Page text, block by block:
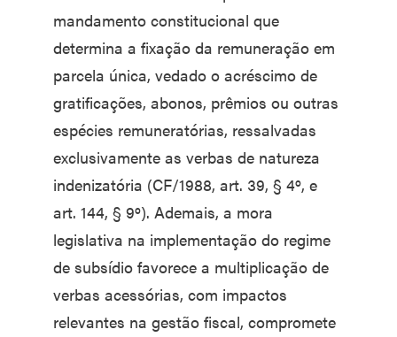
mandamento constitucional que
determina a fixação da remuneração em
parcela única, vedado o acréscimo de
gratificações, abonos, prêmios ou outras
espécies remuneratórias, ressalvadas
exclusivamente as verbas de natureza
indenizatória (CF/1988, art. 39, § 4º, e
art. 144, § 9º). Ademais, a mora
legislativa na implementação do regime
de subsídio favorece a multiplicação de
verbas acessórias, com impactos
relevantes na gestão fiscal, compromete